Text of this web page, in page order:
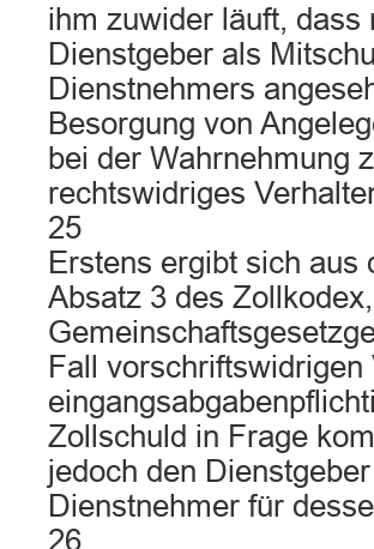
ihm zuwider läuft, dass
Dienstgeber als
Dienstnehmers
Besorgung von
bei der Wahrnehmung
rechtswidriges
25
Erstens ergibt sich
Absatz 3 des
Fall
Zollschuld in Frage
jedoch den
Dienstnehmer für
26